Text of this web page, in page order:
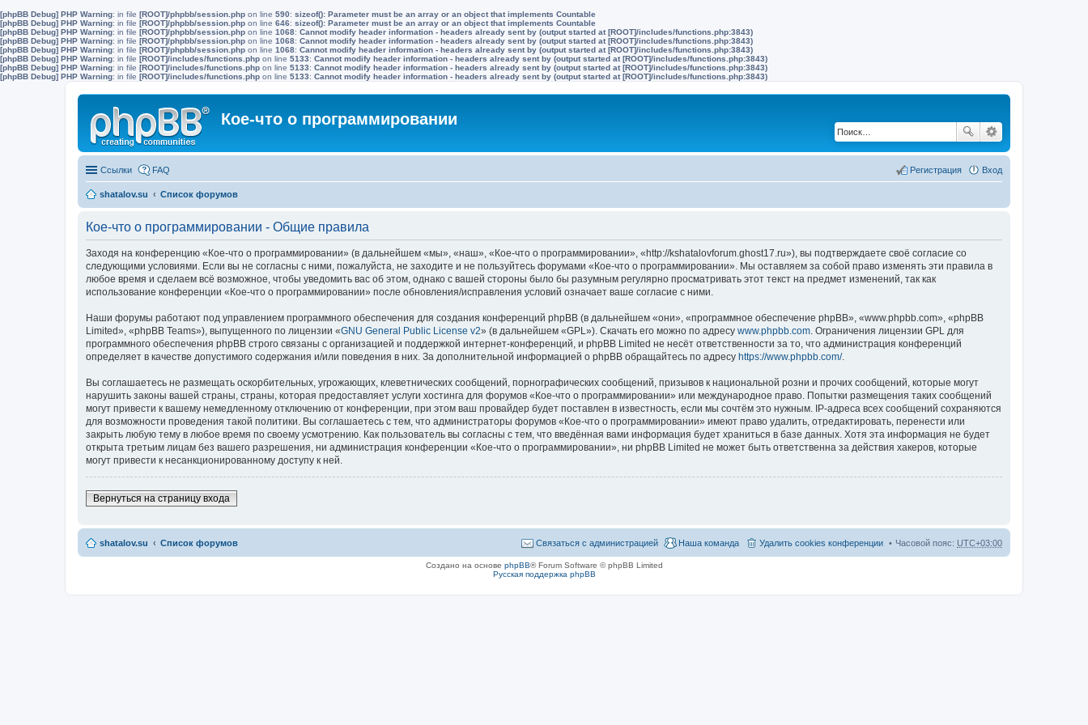
[phpBB Debug] PHP Warning: in file [ROOT]/phpbb/session.php on line 590: sizeof(): Parameter must be an array or an object that implements Countable
[phpBB Debug] PHP Warning: in file [ROOT]/phpbb/session.php on line 646: sizeof(): Parameter must be an array or an object that implements Countable
[phpBB Debug] PHP Warning: in file [ROOT]/phpbb/session.php on line 1068: Cannot modify header information - headers already sent by (output started at [ROOT]/includes/functions.php:3843)
[phpBB Debug] PHP Warning: in file [ROOT]/phpbb/session.php on line 1068: Cannot modify header information - headers already sent by (output started at [ROOT]/includes/functions.php:3843)
[phpBB Debug] PHP Warning: in file [ROOT]/phpbb/session.php on line 1068: Cannot modify header information - headers already sent by (output started at [ROOT]/includes/functions.php:3843)
[phpBB Debug] PHP Warning: in file [ROOT]/includes/functions.php on line 5133: Cannot modify header information - headers already sent by (output started at [ROOT]/includes/functions.php:3843)
[phpBB Debug] PHP Warning: in file [ROOT]/includes/functions.php on line 5133: Cannot modify header information - headers already sent by (output started at [ROOT]/includes/functions.php:3843)
[phpBB Debug] PHP Warning: in file [ROOT]/includes/functions.php on line 5133: Cannot modify header information - headers already sent by (output started at [ROOT]/includes/functions.php:3843)
Кое-что о программировании
Ссылки FAQ Вход
Регистрация
shatalov.su Список форумов
Кое-что о программировании - Общие правила
Заходя на конференцию «Кое-что о программировании» (в дальнейшем «мы», «наш», «Кое-что о программировании», «http://kshatalovforum.ghost17.ru»), вы подтверждаете своё согласие со
следующими условиями. Если вы не согласны с ними, пожалуйста, не заходите и не пользуйтесь форумами «Кое-что о программировании». Мы оставляем за собой право изменять эти правила в
любое время и сделаем всё возможное, чтобы уведомить вас об этом, однако с вашей стороны было бы разумным регулярно просматривать этот текст на предмет изменений, так как
использование конференции «Кое-что о программировании» после обновления/исправления условий означает ваше согласие с ними.
Наши форумы работают под управлением программного обеспечения для создания конференций phpBB (в дальнейшем «они», «программное обеспечение phpBB», «www.phpbb.com», «phpBB
Limited», «phpBB Teams»), выпущенного по лицензии «GNU General Public License v2» (в дальнейшем «GPL»). Скачать его можно по адресу www.phpbb.com. Ограничения лицензии GPL для
программного обеспечения phpBB строго связаны с организацией и поддержкой интернет-конференций, и phpBB Limited не несёт ответственности за то, что администрация конференций
определяет в качестве допустимого содержания и/или поведения в них. За дополнительной информацией о phpBB обращайтесь по адресу https://www.phpbb.com/.
Вы соглашаетесь не размещать оскорбительных, угрожающих, клеветнических сообщений, порнографических сообщений, призывов к национальной розни и прочих сообщений, которые могут
нарушить законы вашей страны, страны, которая предоставляет услуги хостинга для форумов «Кое-что о программировании» или международное право. Попытки размещения таких сообщений
могут привести к вашему немедленному отключению от конференции, при этом ваш провайдер будет поставлен в известность, если мы сочтём это нужным. IP-адреса всех сообщений сохраняются
для возможности проведения такой политики. Вы соглашаетесь с тем, что администраторы форумов «Кое-что о программировании» имеют право удалить, отредактировать, перенести или
закрыть любую тему в любое время по своему усмотрению. Как пользователь вы согласны с тем, что введённая вами информация будет храниться в базе данных. Хотя эта информация не будет
открыта третьим лицам без вашего разрешения, ни администрация конференции «Кое-что о программировании», ни phpBB Limited не может быть ответственна за действия хакеров, которые
могут привести к несанкционированному доступу к ней.
Вернуться на страницу входа
shatalov.su Список форумов Часовой пояс: UTC+03:00
Удалить cookies конференции
Наша команда
Связаться с администрацией
Создано на основе phpBB® Forum Software © phpBB Limited
Русская поддержка phpBB